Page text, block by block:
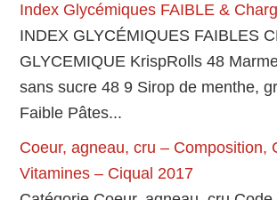
Index Glycémiques FAIBLE &
INDEX GLYCÉMIQUES FAIBLES
GLYCEMIQUE KrispRolls 48
sans sucre 48 9 Sirop de menthe,
Faible Pâtes...
Coeur, agneau, cru – Composition,
Vitamines – Ciqual 2017